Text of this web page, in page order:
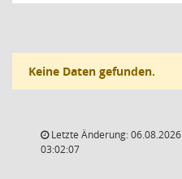
Keine Daten gefunden.
Letzte Änderung: 06.08.2026
03:02:07